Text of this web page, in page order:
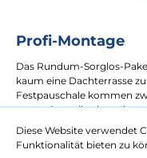
Profi-Montage
Das Rundum-Sorglos-
kaum eine Dachterrasse
Festpauschale kommen
neuen Strandkorb an
mehr erfahren
Diese Website verwendet
Funktionalität bieten zu